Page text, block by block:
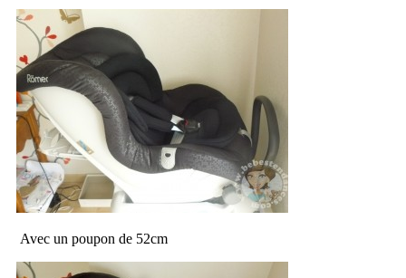
Avec un poupon de 52cm